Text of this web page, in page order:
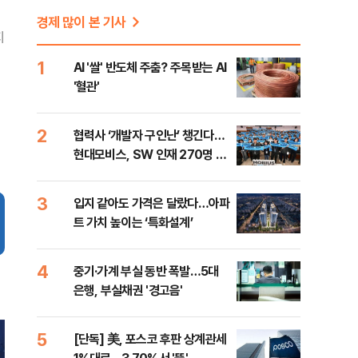
경제 많이 본 기사
1
AI '쌀' 반도체 주춤? 주목받는 AI
'혈관'
2
협력사 ‘개발자 구인난’ 챙긴다…
현대모비스, SW 인재 270명 육
3
입지 같아도 가격은 달랐다…아파
트 가치 높이는 ‘특화설계’
4
중기·가계 부실 동반 폭발…5대
은행, 부실채권 '경고음'
5
[단독] 美, 포스코 후판 상계관세